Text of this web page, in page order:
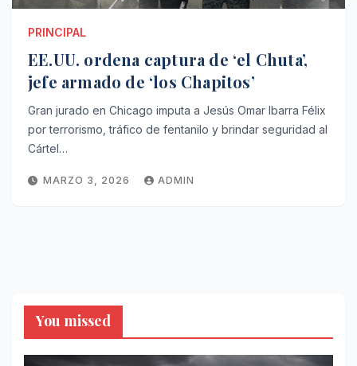
PRINCIPAL
EE.UU. ordena captura de ‘el Chuta’,
jefe armado de ‘los Chapitos’
Gran jurado en Chicago imputa a Jesús Omar Ibarra Félix
por terrorismo, tráfico de fentanilo y brindar seguridad al
Cártel…
MARZO 3, 2026 ADMIN
You missed